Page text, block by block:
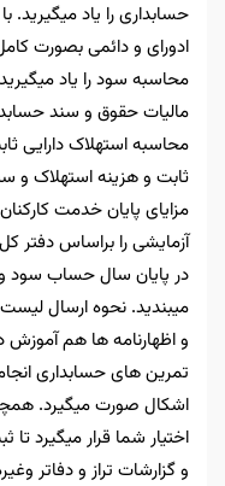
حسابداری را یاد
ادورای و دائمی بصورت
محاسبه سود را یاد
مالیات حقوق و سند
محاسبه استهلاک دارایی
ثابت و هزینه استهلاک و
مزایای پایان خدمت
آزمایشی را براساس دفتر
در پایان سال حساب سود و
میبندید. نحوه ارسال
و اظهارنامه ها هم
تمرین های حسابداری
اشکال صورت میگیرد.
اختیار شما قرار میگیرد تا
و گزارشات تراز و دفاتر